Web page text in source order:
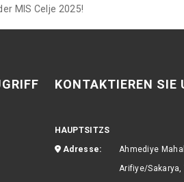
MIS Celje 2025!
KONTAKTIEREN SIE
HAUPTSITZS
Adresse:
Ahmediye
Arifiye/Sakarya,